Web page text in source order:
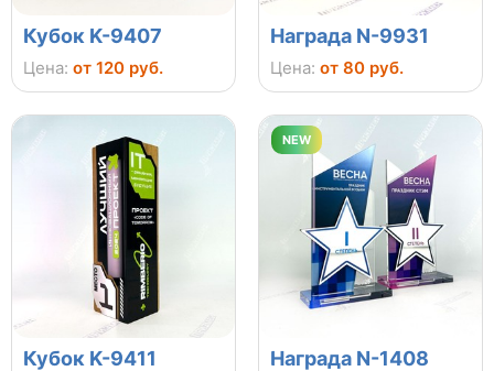
Кубок K-9407
Цена: от 120 руб.
Награда N-9931
Цена: от 80 руб.
Кубок K-9411
NEW
Награда N-1408